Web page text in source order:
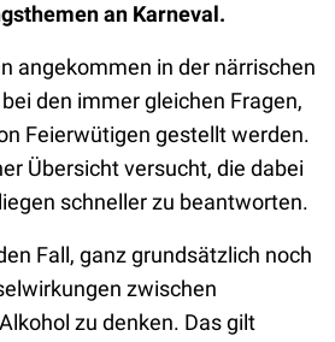
an Karneval.
angekommen in der närrischen
den immer gleichen Fragen,
Feierwütigen gestellt werden.
Übersicht versucht, die dabei
schneller zu beantworten.
Fall, ganz grundsätzlich noch
zwischen
zu denken. Das gilt